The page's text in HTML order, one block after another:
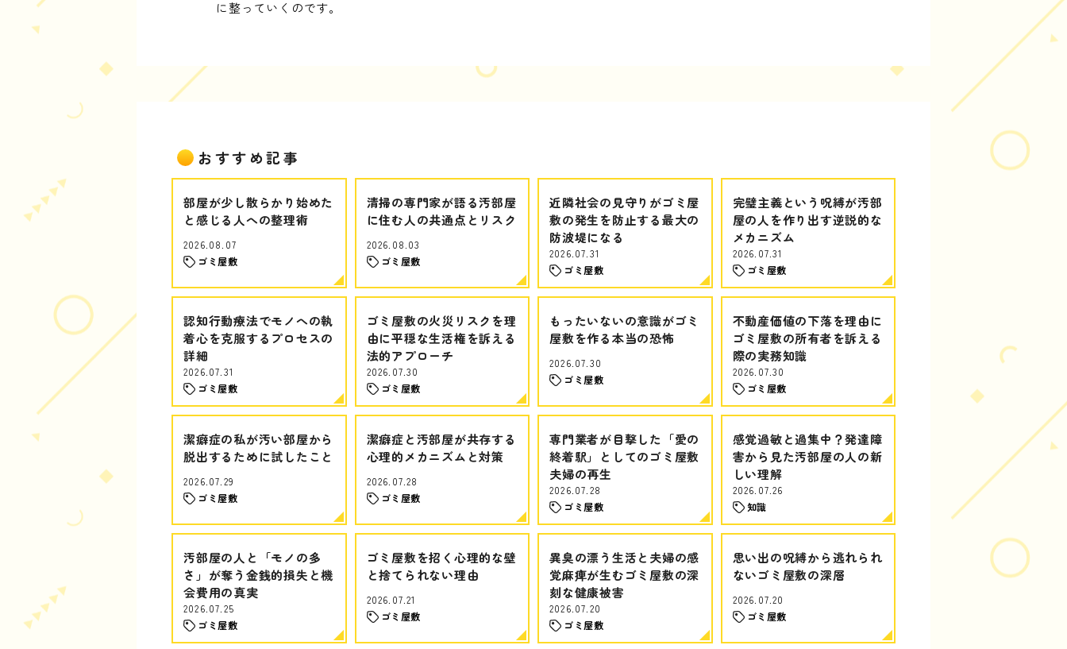
に整っていくのです。
おすすめ記事
部屋が少し散らかり始めた
と感じる人への整理術
2026.08.07
ゴミ屋敷
清掃の専門家が語る汚部屋
に住む人の共通点とリスク
2026.08.03
ゴミ屋敷
近隣社会の見守りがゴミ屋
敷の発生を防止する最大の
防波堤になる
2026.07.31
ゴミ屋敷
完璧主義という呪縛が汚部
屋の人を作り出す逆説的な
メカニズム
2026.07.31
ゴミ屋敷
認知行動療法でモノへの執
着心を克服するプロセスの
詳細
2026.07.31
ゴミ屋敷
ゴミ屋敷の火災リスクを理
由に平穏な生活権を訴える
法的アプローチ
2026.07.30
ゴミ屋敷
もったいないの意識がゴミ
屋敷を作る本当の恐怖
2026.07.30
ゴミ屋敷
不動産価値の下落を理由に
ゴミ屋敷の所有者を訴える
際の実務知識
2026.07.30
ゴミ屋敷
潔癖症の私が汚い部屋から
脱出するために試したこと
2026.07.29
ゴミ屋敷
潔癖症と汚部屋が共存する
心理的メカニズムと対策
2026.07.28
ゴミ屋敷
専門業者が目撃した「愛の
終着駅」としてのゴミ屋敷
夫婦の再生
2026.07.28
ゴミ屋敷
感覚過敏と過集中？発達障
害から見た汚部屋の人の新
しい理解
2026.07.26
知識
汚部屋の人と「モノの多
さ」が奪う金銭的損失と機
会費用の真実
2026.07.25
ゴミ屋敷
ゴミ屋敷を招く心理的な壁
と捨てられない理由
2026.07.21
ゴミ屋敷
異臭の漂う生活と夫婦の感
覚麻痺が生むゴミ屋敷の深
刻な健康被害
2026.07.20
ゴミ屋敷
思い出の呪縛から逃れられ
ないゴミ屋敷の深層
2026.07.20
ゴミ屋敷